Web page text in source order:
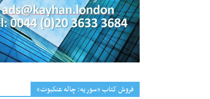
فروش کتاب «سوریه: چاله عنکبوت»